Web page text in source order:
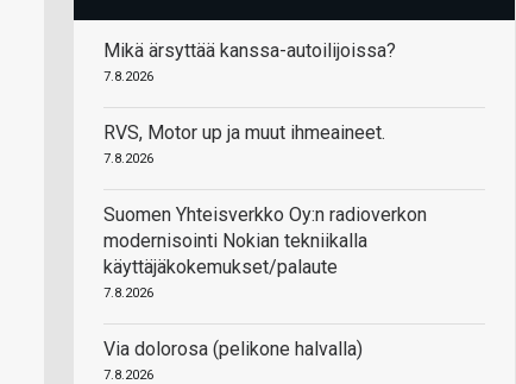
Mikä ärsyttää kanssa-autoilijoissa?
7.8.2026
RVS, Motor up ja muut ihmeaineet.
7.8.2026
Suomen Yhteisverkko Oy:n radioverkon
modernisointi Nokian tekniikalla
käyttäjäkokemukset/palaute
7.8.2026
Via dolorosa (pelikone halvalla)
7.8.2026